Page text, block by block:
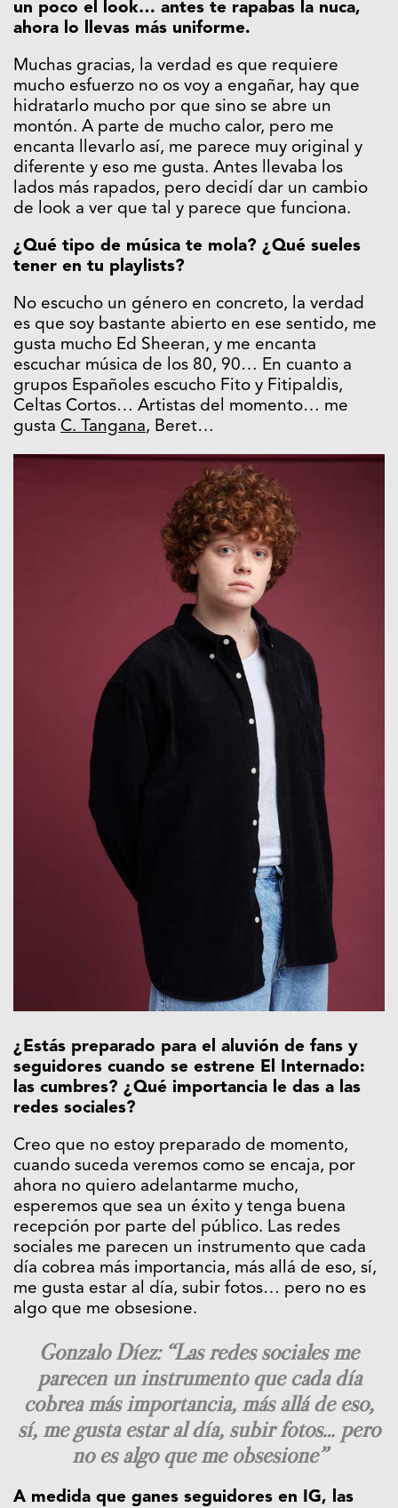
un poco el look… antes te rapabas la nuca,
ahora lo llevas más uniforme.
Muchas gracias, la verdad es que requiere
mucho esfuerzo no os voy a engañar, hay que
hidratarlo mucho por que sino se abre un
montón. A parte de mucho calor, pero me
encanta llevarlo así, me parece muy original y
diferente y eso me gusta. Antes llevaba los
lados más rapados, pero decidí dar un cambio
de look a ver que tal y parece que funciona.
¿Qué tipo de música te mola? ¿Qué sueles
tener en tu playlists?
No escucho un género en concreto, la verdad
es que soy bastante abierto en ese sentido, me
gusta mucho Ed Sheeran, y me encanta
escuchar música de los 80, 90… En cuanto a
grupos Españoles escucho Fito y Fitipaldis,
Celtas Cortos… Artistas del momento… me
gusta C. Tangana, Beret…
¿Estás preparado para el aluvión de fans y
seguidores cuando se estrene El Internado:
las cumbres? ¿Qué importancia le das a las
redes sociales?
Creo que no estoy preparado de momento,
cuando suceda veremos como se encaja, por
ahora no quiero adelantarme mucho,
esperemos que sea un éxito y tenga buena
recepción por parte del público. Las redes
sociales me parecen un instrumento que cada
día cobrea más importancia, más allá de eso, sí,
me gusta estar al día, subir fotos… pero no es
algo que me obsesione.
Gonzalo Díez: “Las redes sociales me
parecen un instrumento que cada día
cobrea más importancia, más allá de eso,
sí, me gusta estar al día, subir fotos… pero
no es algo que me obsesione”
A medida que ganes seguidores en IG, las